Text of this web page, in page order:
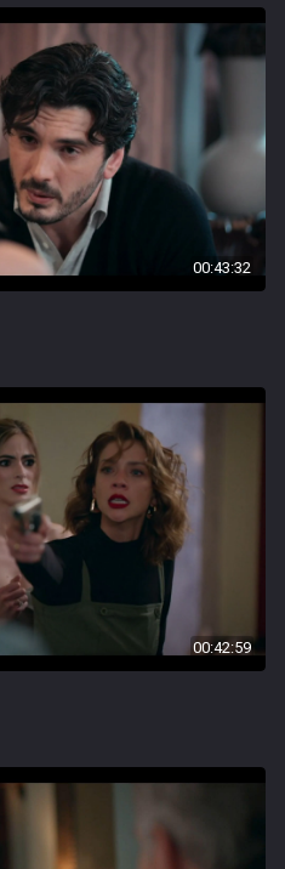
00:43:32
00:42:59